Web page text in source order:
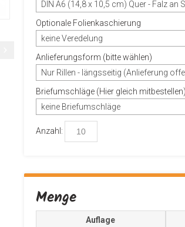
Optionale Folienkaschierung
keine Veredelung
Anlieferungsform (bitte wählen)
Nur Rillen - längsseitig (Anlieferung
Briefumschläge (Hier gleich mitbestellen)
keine Briefumschläge
Anzahl:
Menge
Auflage